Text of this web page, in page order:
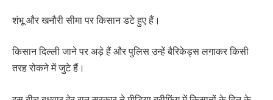
शंभू और खनौरी सीमा पर किसान डटे हुए हैं।
किसान दिल्ली जाने पर अड़े हैं और पुलिस उन्हें बैरिकेड्स लगाकर किसी
तरह रोकने में जुटे हैं।